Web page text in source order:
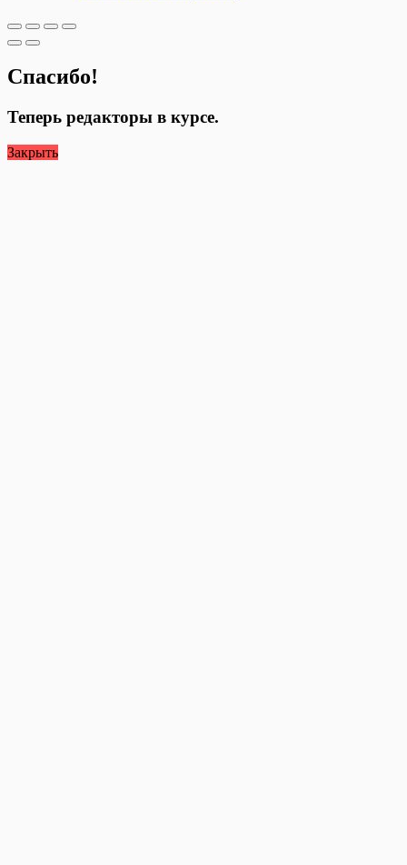
Спасибо!
Теперь редакторы в курсе.
Закрыть